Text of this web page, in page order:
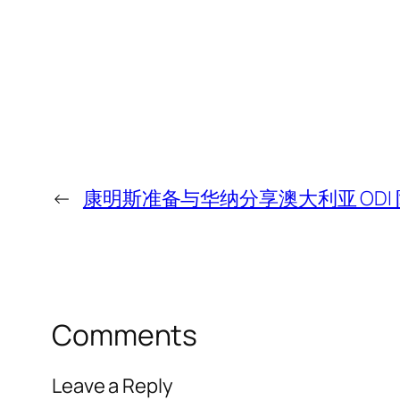
← 康明斯准备与华纳分享澳大利亚 ODI
Comments
Leave a Reply